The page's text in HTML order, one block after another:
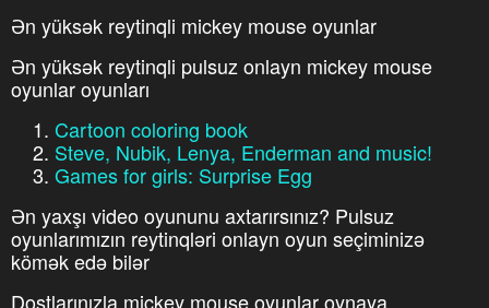
Ən yüksək reytinqli mickey mouse oyunlar
Ən yüksək reytinqli pulsuz onlayn mickey mouse
oyunlar oyunları
Cartoon coloring book
Steve, Nubik, Lenya, Enderman and music!
Games for girls: Surprise Egg
Ən yaxşı video oyununu axtarırsınız? Pulsuz
oyunlarımızın reytinqləri onlayn oyun seçiminizə
kömək edə bilər
Dostlarınızla mickey mouse oyunlar oynaya